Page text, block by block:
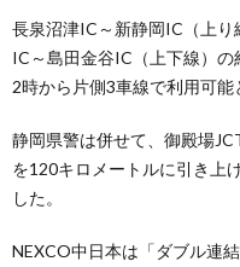
長泉沼津IC～新静岡IC（上
IC～島田金谷IC（上下線）
2時から片側3車線で利用可能
静岡県警は併せて、御殿場
を120キロメートルに引き上
した。
NEXCO中日本は「ダブル連